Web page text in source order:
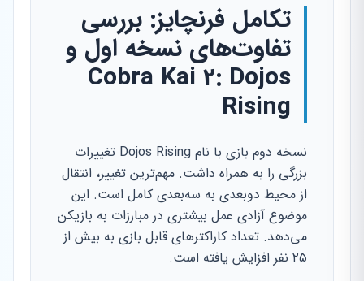
تکامل فرنچایز: بررسی
تفاوت‌های نسخه اول و
Cobra Kai 2: Dojos
Rising
نسخه دوم بازی با نام Dojos Rising تغییرات
بزرگی را به همراه داشت. مهم‌ترین تغییر، انتقال
از محیط دوبعدی به سه‌بعدی کامل است. این
موضوع آزادی عمل بیشتری در مبارزات به بازیکن
می‌دهد. تعداد کاراکترهای قابل بازی به بیش از
۲۵ نفر افزایش یافته است.